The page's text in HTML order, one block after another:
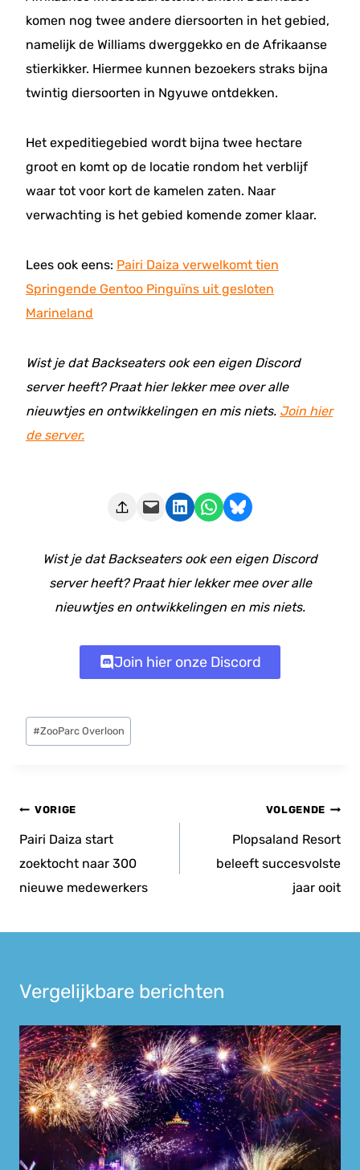
komen nog twee andere diersoorten in het gebied,
namelijk de Williams dwerggekko en de Afrikaanse
stierkikker. Hiermee kunnen bezoekers straks bijna
twintig diersoorten in Ngyuwe ontdekken.
Het expeditiegebied wordt bijna twee hectare
groot en komt op de locatie rondom het verblijf
waar tot voor kort de kamelen zaten. Naar
verwachting is het gebied komende zomer klaar.
Lees ook eens: Pairi Daiza verwelkomt tien
Springende Gentoo Pinguïns uit gesloten
Marineland
Wist je dat Backseaters ook een eigen Discord
server heeft? Praat hier lekker mee over alle
nieuwtjes en ontwikkelingen en mis niets. Join hier
de server.
Deze pagina e-mailen Delen op LinkedIn Delen via WhatsApp Share on Bluesky
Wist je dat Backseaters ook een eigen Discord
server heeft? Praat hier lekker mee over alle
nieuwtjes en ontwikkelingen en mis niets.
Join hier onze Discord
Bericht
tags:
#ZooParc Overloon
Bericht
navigatie
VORIGE
Pairi Daiza start
zoektocht naar 300
nieuwe medewerkers
VOLGENDE
Plopsaland Resort
beleeft succesvolste
jaar ooit
Vergelijkbare berichten